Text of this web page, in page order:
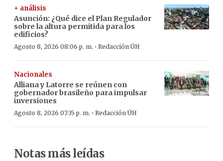
+ análisis
Asunción: ¿Qué dice el Plan Regulador
sobre la altura permitida para los
edificios?
Agosto 8, 2026 08:06 p. m. · Redacción ÚH
Nacionales
Alliana y Latorre se reúnen con
gobernador brasileño para impulsar
inversiones
Agosto 8, 2026 07:35 p. m. · Redacción ÚH
Notas más leídas